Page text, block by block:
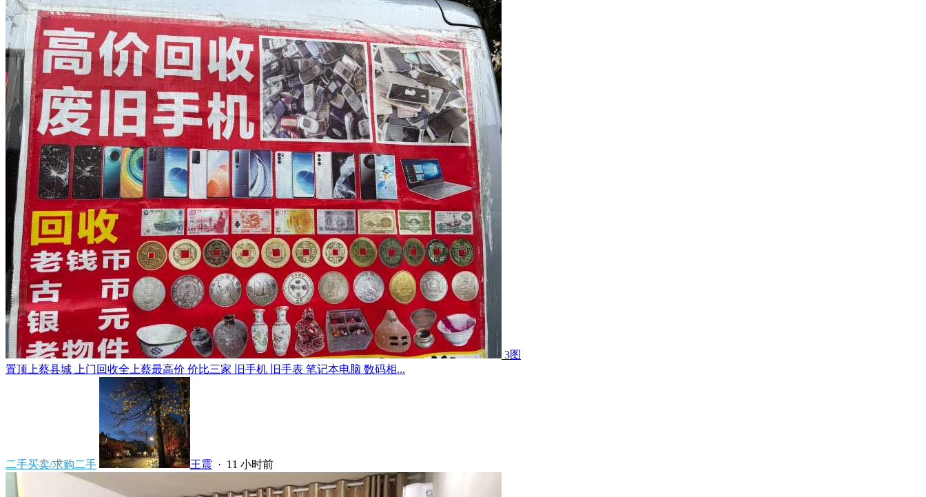
3图
置顶 上蔡县城 上门回收全上蔡最高价 价比三家 旧手机 旧手表 笔记本电脑 数码相...
二手买卖/求购二手 王震 · 11 小时前